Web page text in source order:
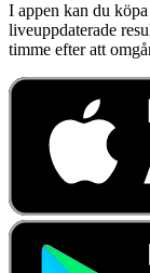
I appen kan du
liveuppdaterade
timme efter att